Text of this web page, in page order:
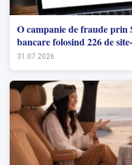
O campanie de fraude
bancare folosind 226 de
31.07.2026